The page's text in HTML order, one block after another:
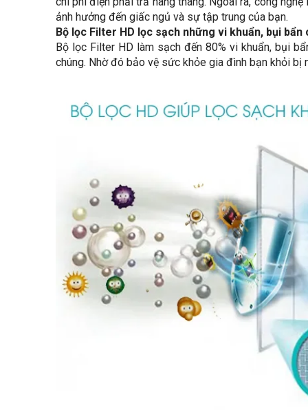
ảnh hưởng đến giấc ngủ và sự tập trung của bạn.
Bộ lọc Filter HD lọc sạch những vi khuẩn, bụi
Bộ lọc Filter HD làm sạch đến 80% vi khuẩn, bụi
chúng. Nhờ đó bảo vệ sức khỏe gia đình bạn khỏi